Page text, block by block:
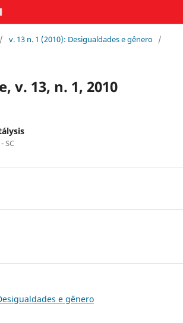
/ v. 13 n. 1 (2010): Desigualdades e gênero /
v. 13, n. 1, 2010
SC
e gênero